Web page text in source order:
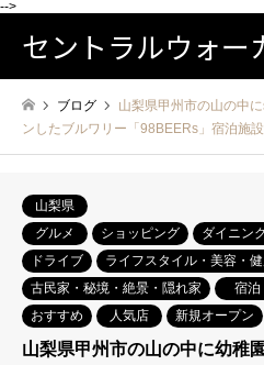
-->
セントラルウォー
ブログ
山梨県甲州市の山の中
ンしたブルワリー「98BEERs」宿泊施
山梨県
グルメ
ショッピング ダイニン
ドライブ
ライフスタイル・美容・
古民家・秘境・絶景・隠れ家
宿泊
おすすめ
人気店 新規オープン
山梨県甲州市の山の中に幼稚